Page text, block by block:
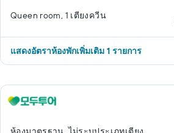
Queen room, 1 เตียงควีน
แสดงอัตราห้องพักเพิ่มเติม 1 รายการ